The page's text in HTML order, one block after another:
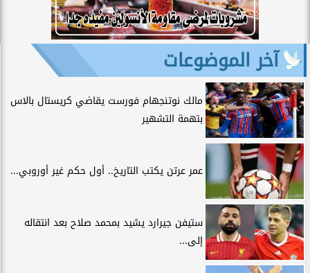
آخر الموضوعات
مالك نوتنجهام فورست يقاضي كريستال بالاس
بتهمة التشهير
عمر عرتن يكتب التاريخ.. أول حكم غير أوروبي...
ستيفن جيرارد يشيد بمحمد صلاح بعد انتقاله
إلى...